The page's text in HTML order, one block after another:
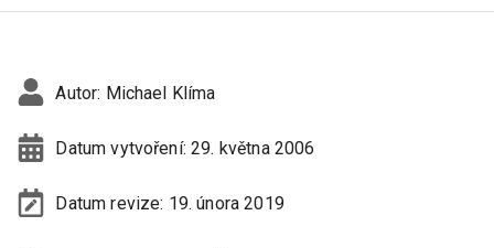
Autor: Michael Klíma
Datum vytvoření:29. května 2006
Datum revize: 19. února 2019